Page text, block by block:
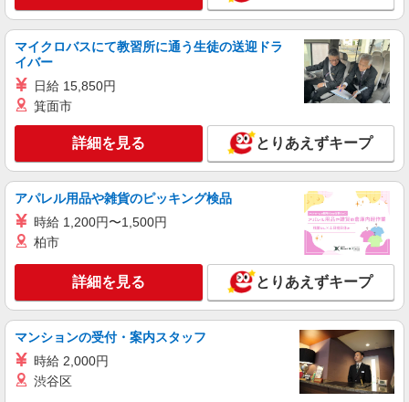
ライフ川崎大島店 神奈川県川崎市川崎区大島
4-3-1
詳細を見る
パート
ライフ川崎ルフロン店（店舗コード642）
惣菜
時給1,235円以上
ライフ川崎ルフロン店 神奈川県川崎市川崎区
詳細を見る
ライフ川崎大島店（店舗コード624）
レジ
円 土日祝日勤務出来る方大歓迎！！ 週2回以上勤
ライフ川崎大島店 神奈川県川崎市川崎区大島
マイクロバスにて教習所に通う生徒の送迎ドラ
イバー
日給 15,850円
箕面市
詳細を見る とりあえずキープ
アパレル用品や雑貨のピッキング検品
時給 1,200円〜1,500円
柏市
詳細を見る とりあえずキープ
マンションの受付・案内スタッフ
時給 2,000円
渋谷区